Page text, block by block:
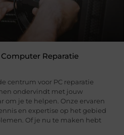
Reparatie
centrum voor PC reparatie
ondervindt met jouw
om je te helpen. Onze ervaren
en expertise op het gebied
Of je nu te maken hebt